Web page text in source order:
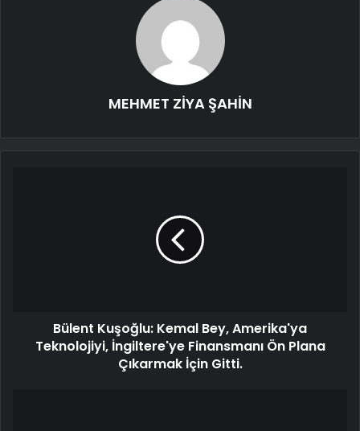
MEHMET ZİYA ŞAHİN
Bülent Kuşoğlu: Kemal Bey, Amerika'ya
Teknolojiyi, İngiltere'ye Finansmanı Ön Plana
Çıkarmak İçin Gitti.